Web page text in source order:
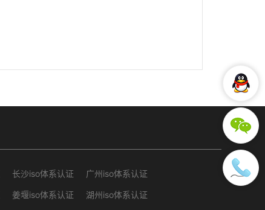
长沙iso体系认证 广州iso体系认证
姜堰iso体系认证 湖州iso体系认证